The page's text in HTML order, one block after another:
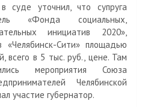
суде уточнил, что супруга
«Фонда социальных,
инициатив 2020»,
Сити» площадью
всего в 5 тыс. руб., цене. Там
мероприятия Союза
Челябинской
участие губернатор.